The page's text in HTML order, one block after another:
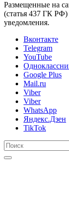
Размещенные на
(статья 437 ГК
уведомления.
Вконтакте
Telegram
YouTube
Google Plus
Mail.ru
Viber
Viber
WhatsApp
Яндекс.Дзен
TikTok